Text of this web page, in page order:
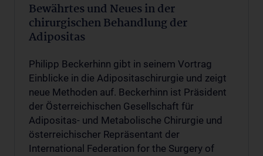
Bewährtes und Neues in der
chirurgischen Behandlung der
Adipositas
Philipp Beckerhinn gibt in seinem Vortrag
Einblicke in die Adipositaschirurgie und zeigt
neue Methoden auf. Beckerhinn ist Präsident
der Österreichischen Gesellschaft für
Adipositas- und Metabolische Chirurgie und
österreichischer Repräsentant der
International Federation for the Surgery of